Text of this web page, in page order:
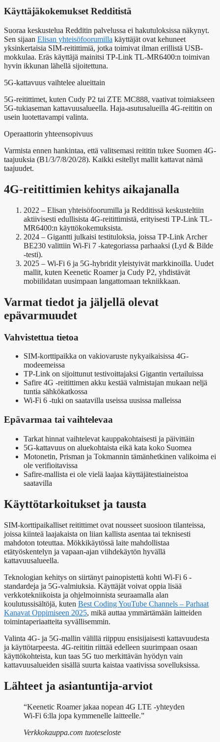
Käyttäjäkokemukset Redditistä
Suoraa keskustelua Redditin palvelussa ei hakutuloksissa näkynyt.
Sen sijaan Elisan yhteisöfoorumilla käyttäjät ovat kehuneet
yksinkertaisia SIM-reitittimiä, jotka toimivat ilman erillistä USB-
mokkulaa. Eräs käyttäjä mainitsi TP-Link TL-MR6400:n toimivan
hyvin ikkunan lähellä sijoitettuna.
5G-kattavuus vaihtelee alueittain
5G-reitittimet, kuten Cudy P2 tai ZTE MC888, vaativat toimiakseen
5G-tukiaseman kattavuusalueella. Haja-asutusalueilla 4G-reititin on
usein luotettavampi valinta.
Operaattorin yhteensopivuus
Varmista ennen hankintaa, että valitsemasi reititin tukee Suomen 4G-
taajuuksia (B1/3/7/8/20/28). Kaikki esitellyt mallit kattavat nämä
taajuudet.
4G-reitittimien kehitys aikajanalla
2022 – Elisan yhteisöfoorumilla ja Redditissä keskusteltiin
aktiivisesti edullisista 4G-reitittimistä, erityisesti TP-Link TL-
MR6400:n käyttökokemuksista.
2024 – Gigantti julkaisi testituloksia, joissa TP-Link Archer
BE230 valittiin Wi-Fi 7 -kategoriassa parhaaksi (Lyd & Bilde
-testi).
2025 – Wi-Fi 6 ja 5G-hybridit yleistyivät markkinoilla. Uudet
mallit, kuten Keenetic Roamer ja Cudy P2, yhdistävät
mobiilidatan uusimpaan langattomaan tekniikkaan.
Varmat tiedot ja jäljellä olevat
epävarmuudet
Vahvistettua tietoa
SIM-korttipaikka on vakiovaruste nykyaikaisissa 4G-
modeemeissa
TP-Link on sijoittunut testivoittajaksi Gigantin vertailuissa
Safire 4G -reitittimen akku kestää valmistajan mukaan neljä
tuntia sähkökatkossa
Wi-Fi 6 -tuki on saatavilla useissa uusissa malleissa
Epävarmaa tai vaihtelevaa
Tarkat hinnat vaihtelevat kauppakohtaisesti ja päivittäin
5G-kattavuus on aluekohtaista eikä kata koko Suomea
Motonetin, Prisman ja Tokmannin tämänhetkinen valikoima ei
ole verifioitavissa
Safire-mallista ei ole vielä laajaa käyttäjätestiaineistoa
saatavilla
Käyttötarkoitukset ja tausta
SIM-korttipaikalliset reitittimet ovat nousseet suosioon tilanteissa,
joissa kiinteä laajakaista on liian kallista asentaa tai teknisesti
mahdoton toteuttaa. Mökkikäytössä laite mahdollistaa
etätyöskentelyn ja vapaan-ajan viihdekäytön hyvällä
kattavuusalueella.
Teknologian kehitys on siirtänyt painopistettä kohti Wi-Fi 6 -
standardeja ja 5G-valmiuksia. Käyttäjät voivat oppia lisää
verkkotekniikoista ja ohjelmoinnista seuraamalla alan
koulutussisältöjä, kuten Best Coding YouTube Channels – Parhaat
Kanavat Oppimiseen 2025, mikä auttaa ymmärtämään laitteiden
toimintaperiaatteita syvällisemmin.
Valinta 4G- ja 5G-mallin välillä riippuu ensisijaisesti kattavuudesta
ja käyttötarpeesta. 4G-reititin riittää edelleen suurimpaan osaan
käyttökohteista, kun taas 5G tuo merkittävän hyödyn vain
kattavuusalueiden sisällä suurta kaistaa vaativissa sovelluksissa.
Lähteet ja asiantuntija-arviot
“Keenetic Roamer jakaa nopean 4G LTE -yhteyden
Wi-Fi 6:lla jopa kymmenelle laitteelle.”
Verkkokauppa.com tuoteseloste